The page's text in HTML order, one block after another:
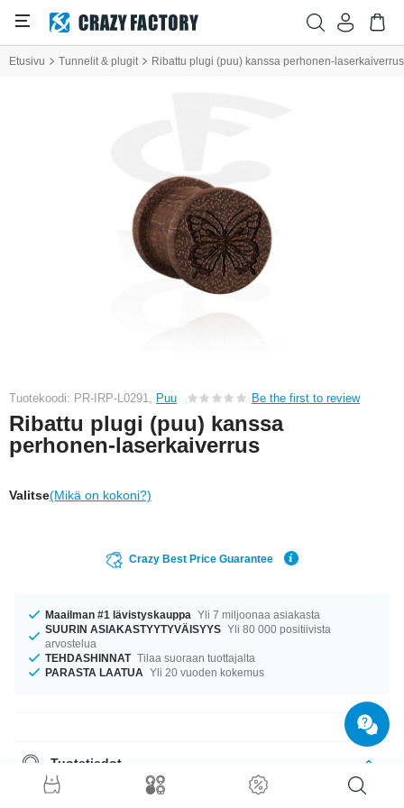
Etusivu Tunnelit & plugit Ribattu plugi (puu) kanssa perhonen-laserkaiverrus
Tuotekoodi: PR-IRP-L0291, Puu Be the first to review
Ribattu plugi (puu) kanssa
perhonen-laserkaiverrus
Valitse(Mikä on kokoni?)
Crazy Best Price Guarantee
Maailman #1 lävistyskauppa Yli 7 miljoonaa asiakasta
SUURIN ASIAKASTYYTYVÄISYYS Yli 80 000 positiivista
arvostelua
TEHDASHINNAT Tilaa suoraan tuottajalta
PARASTA LAATUA Yli 20 vuoden kokemus
Tuotetiedot
Oli kokosi mikä tahansa, meiltä löytyy. Saatavana halkaisijoilla 9 mm–50